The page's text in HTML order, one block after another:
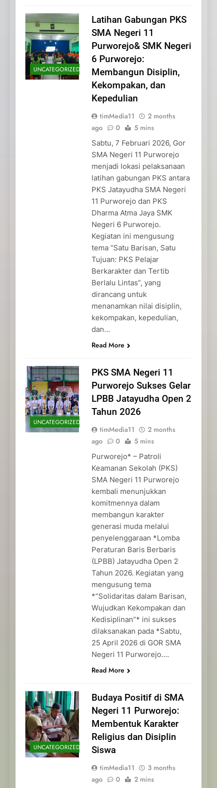
UNCATEGORIZED
Latihan Gabungan PKS
SMA Negeri 11
Purworejo& SMK Negeri
6 Purworejo:
Membangun Disiplin,
Kekompakan, dan
Kepedulian
timMedia11
2 months
ago
0 5 mins
Sabtu, 7 Februari 2026, Gor
SMA Negeri 11 Purworejo
menjadi lokasi pelaksanaan
latihan gabungan PKS antara
PKS Jatayudha SMA Negeri
11 Purworejo dan PKS
Dharma Atma Jaya SMK
Negeri 6 Purworejo.
Kegiatan ini mengusung
tema “Satu Barisan, Satu
Tujuan: PKS Pelajar
Berkarakter dan Tertib
Berlalu Lintas”, yang
dirancang untuk
menanamkan nilai disiplin,
kekompakan, kepedulian,
dan…
Read More
UNCATEGORIZED
PKS SMA Negeri 11
Purworejo Sukses Gelar
LPBB Jatayudha Open 2
Tahun 2026
timMedia11
2 months
ago
0 5 mins
Purworejo* – Patroli
Keamanan Sekolah (PKS)
SMA Negeri 11 Purworejo
kembali menunjukkan
komitmennya dalam
membangun karakter
generasi muda melalui
penyelenggaraan *Lomba
Peraturan Baris Berbaris
(LPBB) Jatayudha Open 2
Tahun 2026. Kegiatan yang
mengusung tema
*”Solidaritas dalam Barisan,
Wujudkan Kekompakan dan
Kedisiplinan”* ini sukses
dilaksanakan pada *Sabtu,
25 April 2026 di GOR SMA
Negeri 11 Purworejo….
Read More
UNCATEGORIZED
Budaya Positif di SMA
Negeri 11 Purworejo:
Membentuk Karakter
Religius dan Disiplin
Siswa
timMedia11
3 months
ago
0 2 mins